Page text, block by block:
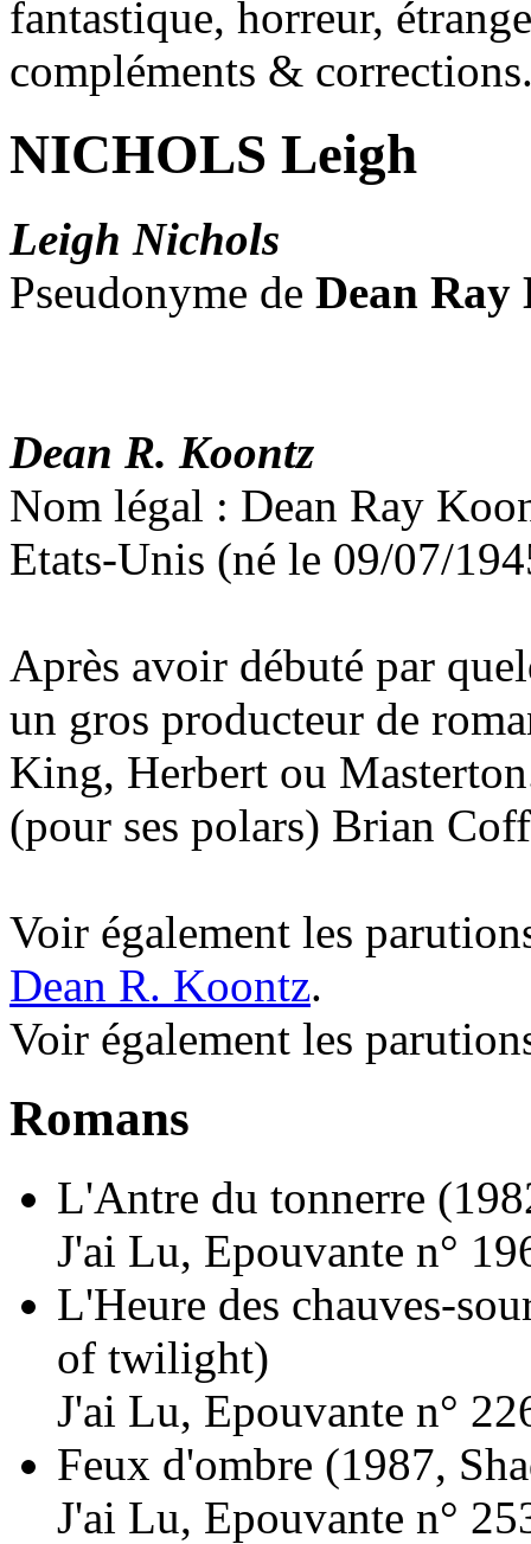
fantastique, horreur,
compléments &
NICHOLS Leigh
Leigh Nichols
Pseudonyme de Dean Ray
Dean R. Koontz
Nom légal : Dean Ray
Etats-Unis (né le 09/07/
Après avoir débuté par
un gros producteur de
King, Herbert ou
(pour ses polars) Brian
Voir également les
Dean R. Koontz.
Voir également les
Romans
L'Antre du tonnerre
J'ai Lu, Epouvante n°
L'Heure des chauves-
of twilight)
J'ai Lu, Epouvante n°
Feux d'ombre (1987,
J'ai Lu, Epouvante n°